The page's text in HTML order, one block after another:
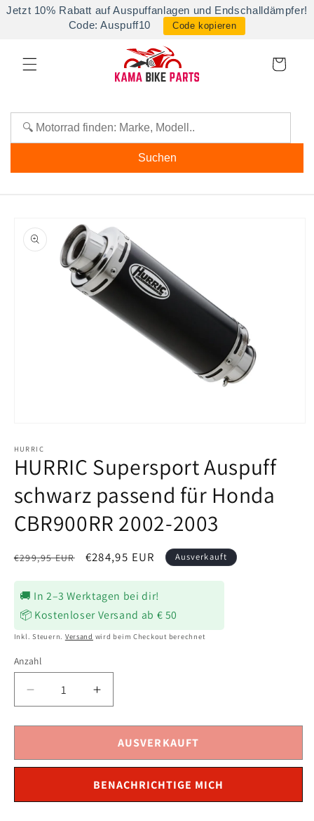
Jetzt 10% Rabatt auf Auspuffanlagen und Endschalldämpfer!
Code: Auspuff10
Code kopieren
Direkt
zum
Warenkorb
Suchen
in
Modal
öffnen
HURRIC
HURRIC Supersport Auspuff
schwarz passend für Honda
CBR900RR 2002-2003
Normaler
€299,95 EUR Verkaufspreis
€284,95 EUR Ausverkauft
🚚 In 2–3 Werktagen bei dir!
📦 Kostenloser Versand ab € 50
Inkl. Steuern. Versand wird beim Checkout berechnet
Anzahl
Verringere
die
Menge
HURRIC
schwarz
Erhöhe
die
Menge
HURRIC
Auspuff
schwarz
AUSVERKAUFT
BENACHRICHTIGE MICH